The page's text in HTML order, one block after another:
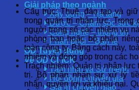
Giải pháp theo ngành
Xây dựng – Hạ tầng
Dược – Chăm sóc sức
Công nghệ – thông tin
Phân phối – Bán lẻ
OD Tuyển dụng
Về OD CLICK
Tầm nhìn và Sứ mệnh
Hội đồng chuyên gia
Giá trị chuyển giao
Cấu trúc: Thuê, đào tạo và
trong quản trị nhân lực. Trong
người trong số các nhiệm vụ
phòng ban hoặc bộ phận
toàn công ty. Bằng cách này,
nhiệm và đóng góp trong các
Trách nhiệm: Quản trị nhân lực
trị. Bộ phận nhân sự xử lý
nhân, quyền lợi và khiếu nại.